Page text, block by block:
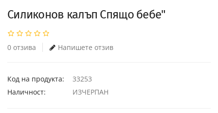
Силиконов калъп Спящо бебе"
0 отзива Напишете отзив
Код на продукта:
33253
Наличност:
ИЗЧЕРПАН